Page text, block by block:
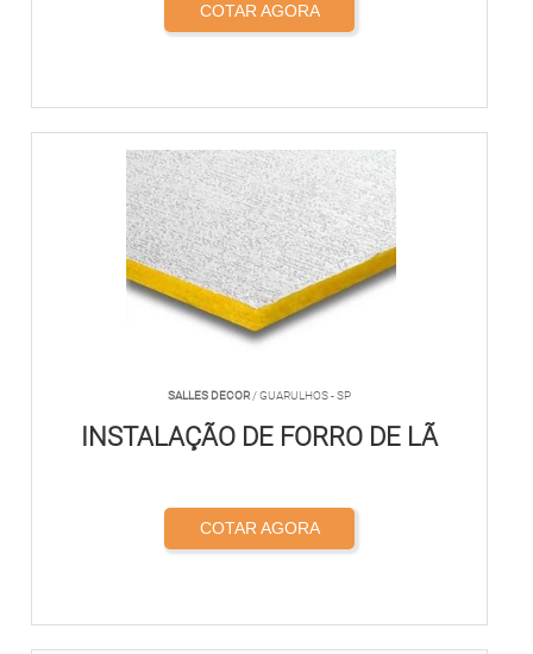
COTAR AGORA
SALLES DECOR / GUARULHOS - SP
INSTALAÇÃO DE FORRO DE LÃ
COTAR AGORA